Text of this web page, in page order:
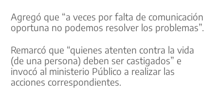
Agregó que “a veces por falta de comunicación
oportuna no podemos resolver los problemas”.
Remarcó que “quienes atenten contra la vida
(de una persona) deben ser castigados” e
invocó al ministerio Público a realizar las
acciones correspondientes.